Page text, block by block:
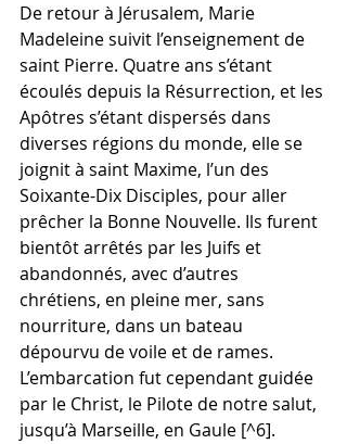
De retour à Jérusalem, Marie
Madeleine suivit l’enseignement de
saint Pierre. Quatre ans s’étant
écoulés depuis la Résurrection, et les
Apôtres s’étant dispersés dans
diverses régions du monde, elle se
joignit à saint Maxime, l’un des
Soixante-Dix Disciples, pour aller
prêcher la Bonne Nouvelle. Ils furent
bientôt arrêtés par les Juifs et
abandonnés, avec d’autres
chrétiens, en pleine mer, sans
nourriture, dans un bateau
dépourvu de voile et de rames.
L’embarcation fut cependant guidée
par le Christ, le Pilote de notre salut,
jusqu’à Marseille, en Gaule [^6].